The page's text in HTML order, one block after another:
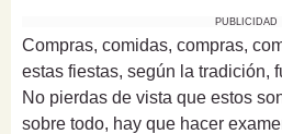
PUBLICIDAD
Compras, comidas, compras,
estas fiestas, según la tradición,
No pierdas de vista que estos
sobre todo, hay que hacer